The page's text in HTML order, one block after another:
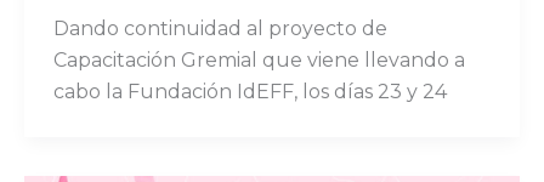
Dando continuidad al proyecto de
Capacitación Gremial que viene llevando a
cabo la Fundación IdEFF, los días 23 y 24